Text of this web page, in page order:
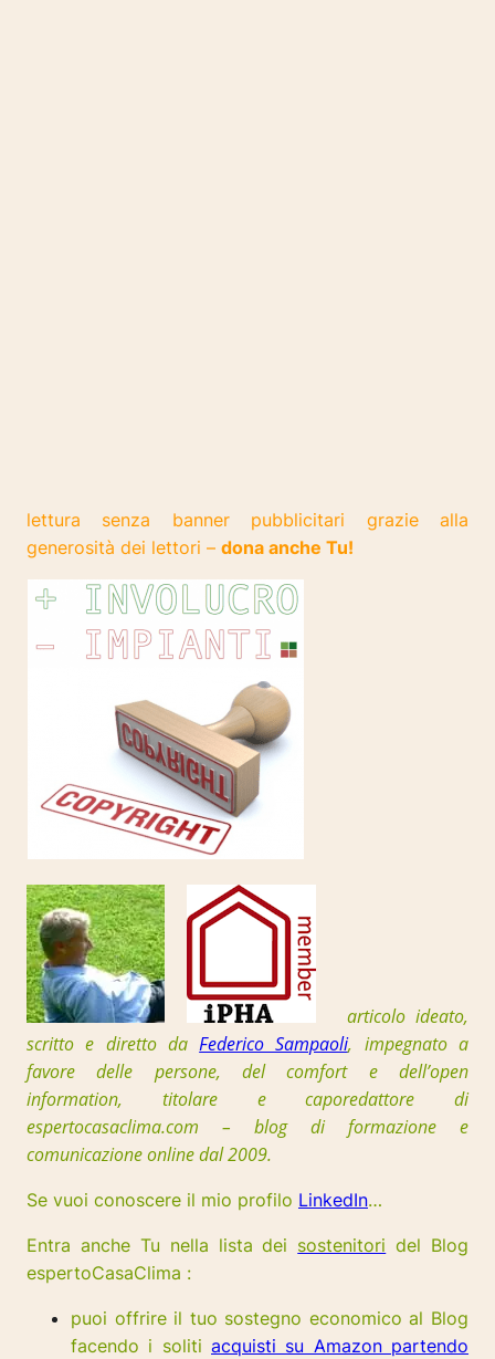
lettura senza banner pubblicitari grazie alla
generosità dei lettori – dona anche Tu!
articolo ideato,
scritto e diretto daFederico Sampaoli, impegnato a
favore delle persone, del comfort e dell’open
information, titolare e caporedattore di
espertocasaclima.com – blog di formazione e
comunicazione online dal 2009.
Se vuoi conoscere il mio profilo LinkedIn…
Entra anche Tu nella lista dei sostenitori del Blog
espertoCasaClima :
puoi offrire il tuo sostegno economico al Blog
facendo i soliti acquisti su Amazon partendo